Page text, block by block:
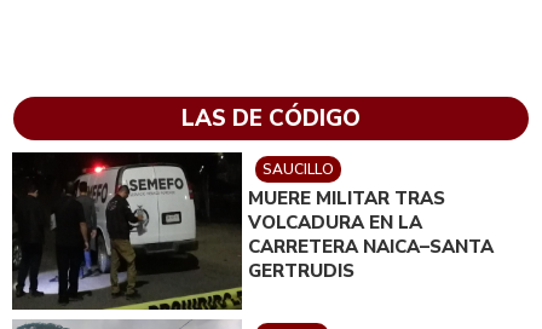
LAS DE CÓDIGO
SAUCILLO
MUERE MILITAR TRAS
VOLCADURA EN LA
CARRETERA NAICA–SANTA
GERTRUDIS